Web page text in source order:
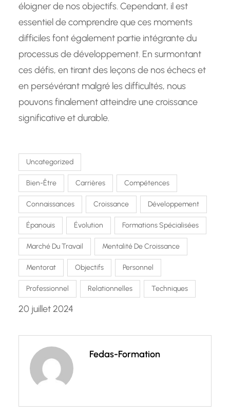
éloigner de nos objectifs. Cependant, il est
essentiel de comprendre que ces moments
difficiles font également partie intégrante du
processus de développement. En surmontant
ces défis, en tirant des leçons de nos échecs et
en persévérant malgré les difficultés, nous
pouvons finalement atteindre une croissance
significative et durable.
Uncategorized
Bien-Être Carrières Compétences
Connaissances Croissance Développement
Épanouis Évolution Formations Spécialisées
Marché Du Travail Mentalité De Croissance
Mentorat Objectifs Personnel
Professionnel Relationnelles Techniques
20 juillet 2024
Fedas-Formation